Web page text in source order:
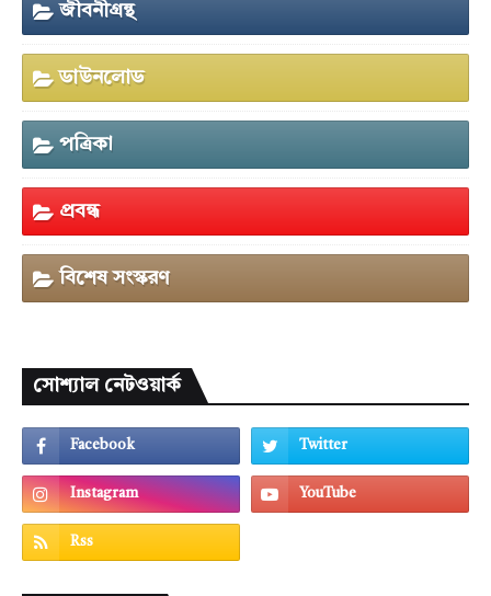
জীবনীগ্রন্থ
ডাউনলোড
পত্রিকা
প্রবন্ধ
বিশেষ সংস্করণ
সোশ্যাল নেটওয়ার্ক